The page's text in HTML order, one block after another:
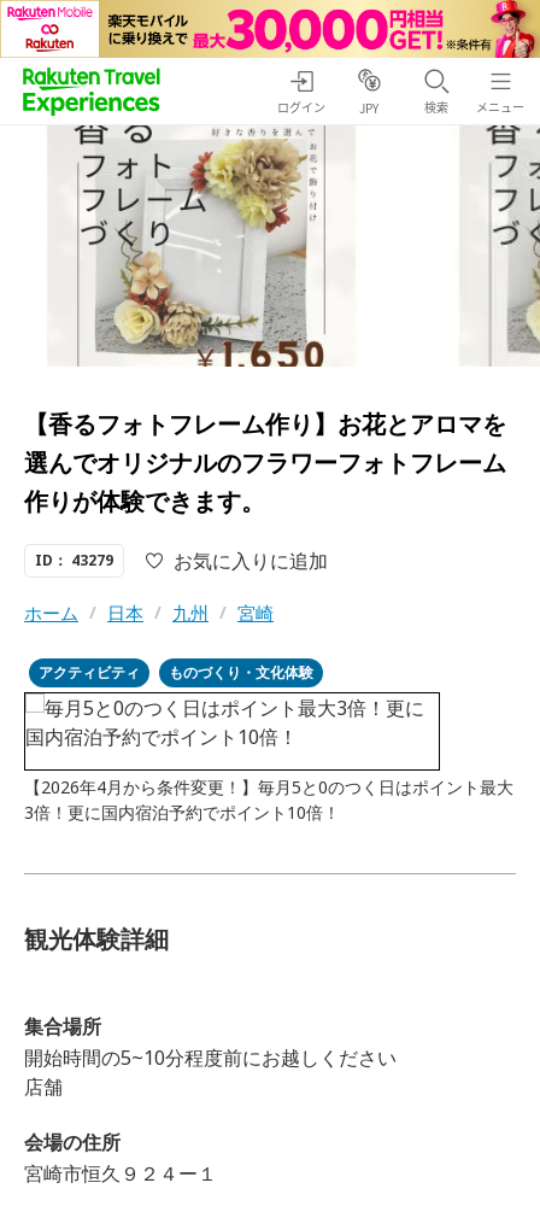
ログイン JPY 検索 メニュー
【香るフォトフレーム作り】お花とアロマを
選んでオリジナルのフラワーフォトフレーム
作りが体験できます。
ID： 43279 お気に入りに追加
ホーム / 日本 / 九州 / 宮崎
アクティビティ ものづくり・文化体験
【2026年4月から条件変更！】毎月5と0のつく日はポイント最大
3倍！更に国内宿泊予約でポイント10倍！
観光体験詳細
集合場所
開始時間の5~10分程度前にお越しください
店舗
会場の住所
宮崎市恒久９２４ー１